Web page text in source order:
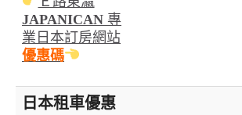
JAPANICAN 專
業日本訂房網站
優惠碼
日本租車優惠